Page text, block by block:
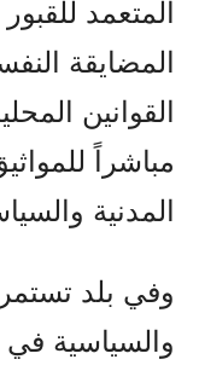
المتعمد
المضايقة
القوانين
مباشراً
المدنية
وفي بلد تستمر
والسياسية